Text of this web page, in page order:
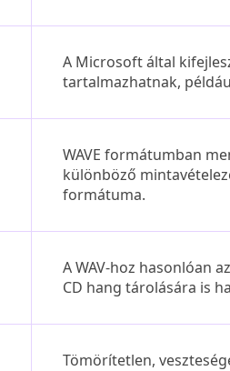
A Microsoft által
tartalmazhatnak,
WAVE formátumban
különböző
formátuma.
A WAV-hoz hasonlóan
CD hang tárolására is
Tömörítetlen,